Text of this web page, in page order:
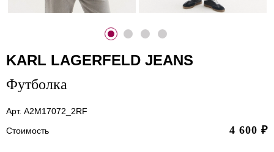
KARL LAGERFELD JEANS
Футболка
Арт. A2M17072_2RF
Стоимость
4 600 ₽